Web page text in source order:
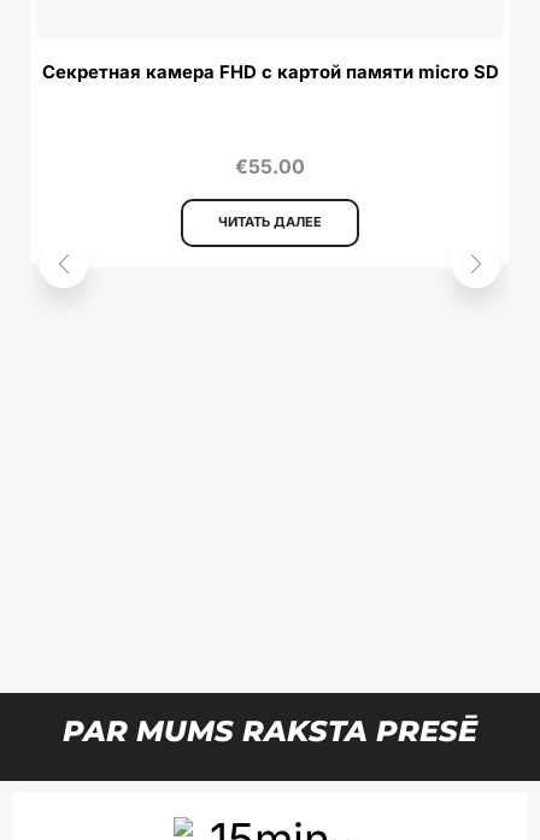
Секретная камера FHD с картой памяти micro SD
€55.00
ЧИТАТЬ ДАЛЕЕ
PAR MUMS RAKSTA PRESĒ